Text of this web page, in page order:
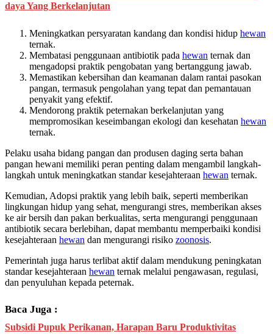
daya Yang Berkelanjutan
Meningkatkan persyaratan kandang dan kondisi hidup hewan
ternak.
Membatasi penggunaan antibiotik pada hewan ternak dan
mengadopsi praktik pengobatan yang bertanggung jawab.
Memastikan kebersihan dan keamanan dalam rantai pasokan
pangan, termasuk pengolahan yang tepat dan pemantauan
penyakit yang efektif.
Mendorong praktik peternakan berkelanjutan yang
mempromosikan keseimbangan ekologi dan kesehatan hewan
ternak.
Pelaku usaha bidang pangan dan produsen daging serta bahan
pangan hewani memiliki peran penting dalam mengambil langkah-
langkah untuk meningkatkan standar kesejahteraan hewan ternak.
Kemudian, Adopsi praktik yang lebih baik, seperti memberikan
lingkungan hidup yang sehat, mengurangi stres, memberikan akses
ke air bersih dan pakan berkualitas, serta mengurangi penggunaan
antibiotik secara berlebihan, dapat membantu memperbaiki kondisi
kesejahteraan hewan dan mengurangi risiko zoonosis.
Pemerintah juga harus terlibat aktif dalam mendukung peningkatan
standar kesejahteraan hewan ternak melalui pengawasan, regulasi,
dan penyuluhan kepada peternak.
Baca Juga :
Subsidi Pupuk Perikanan, Harapan Baru Produktivitas